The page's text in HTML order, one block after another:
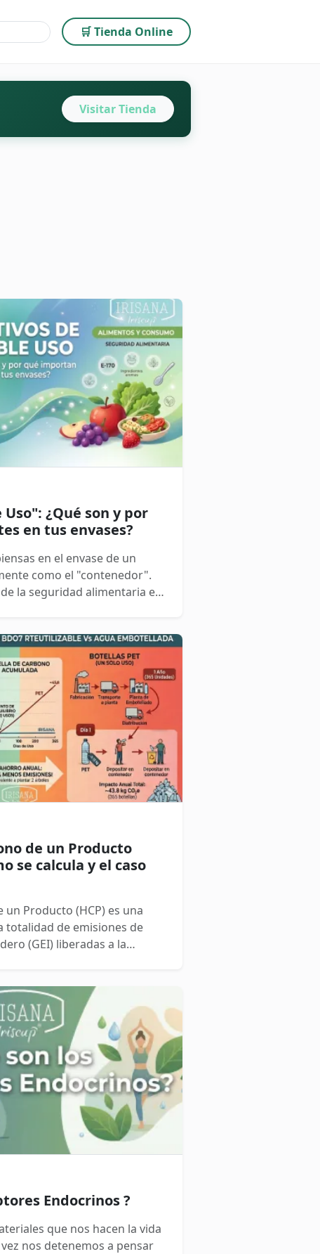
🛒 Tienda Online
Visitar Tienda
¿Qué son y por
en tus envases?
en el envase de un
como el "contenedor".
la seguridad alimentaria es
los aditivos de uso
de un Producto
se calcula y el caso
un Producto (HCP) es una
totalidad de emisiones de
(GEI) liberadas a la
Endocrinos ?
que nos hacen la vida
nos detenemos a pensar